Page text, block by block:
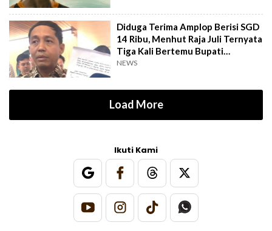
Diduga Terima Amplop Berisi SGD
14 Ribu, Menhut Raja Juli Ternyata
Tiga Kali Bertemu Bupati
Kuansing
NEWS
Load More
Ikuti Kami